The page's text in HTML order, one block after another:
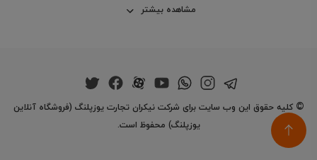
مشاهده بیشتر
©کلیه حقوق این وب سایت برای شرکت نیکران تجارت یوزپلنگ (فروشگاه آنلاین
یوزپلنگ) محفوظ است.